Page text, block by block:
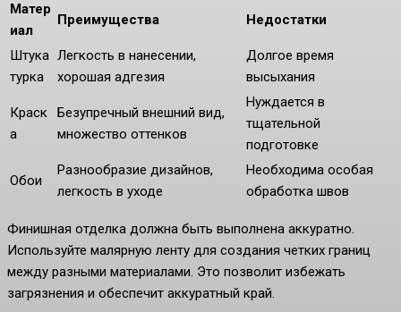
Матер
иал
Преимущества Недостатки
Штука
турка
Легкость в нанесении,
хорошая адгезия
Долгое время
высыхания
Краск
а
Безупречный внешний вид,
множество оттенков
Нуждается в
тщательной
подготовке
Обои
Разнообразие дизайнов,
легкость в уходе
Необходима особая
обработка швов
Финишная отделка должна быть выполнена аккуратно.
Используйте малярную ленту для создания четких границ
между разными материалами. Это позволит избежать
загрязнения и обеспечит аккуратный край.